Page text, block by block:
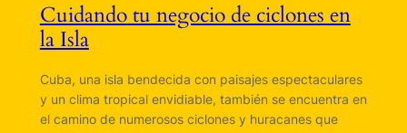
Cuidando tu negocio de ciclones en
la Isla
Cuba, una isla bendecida con paisajes espectaculares
y un clima tropical envidiable, también se encuentra en
el camino de numerosos ciclones y huracanes que